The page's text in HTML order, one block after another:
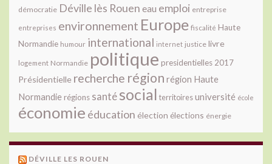
démocratie Déville lès Rouen eau emploi entreprise
entreprises environnement Europe fiscalité Haute
Normandie humour international internet justice livre
logement Normandie politique presidentielles 2017
Présidentielle recherche région région Haute
Normandie régions santésocial territoiresuniversité école
économie éducation élection élections énergie
DÉVILLE LES ROUEN